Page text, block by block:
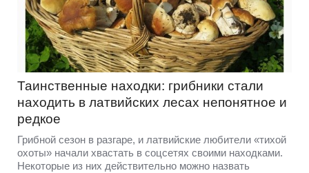
Таинственные находки: грибники стали
находить в латвийских лесах непонятное и
редкое
Грибной сезон в разгаре, и латвийские любители «тихой
охоты» начали хвастать в соцсетях своими находками.
Некоторые из них действительно можно назвать